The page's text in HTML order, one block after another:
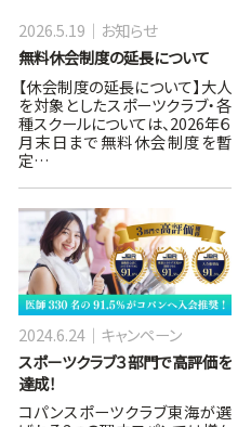
無料休会制度の延長について
2026.5.19 お知らせ
【休会制度の延長について】大人
を対象としたスポーツクラブ・各
種スクールについては、2026年６
月末日まで無料休会制度を暫
定…
スポーツクラブ３部門で高評価を
達成！
2024.6.24 キャンペーン
コパンスポーツクラブ東海が選